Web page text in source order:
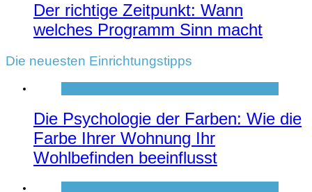
Der richtige Zeitpunkt: Wann
welches Programm Sinn macht
Die neuesten Einrichtungstipps
Die Psychologie der Farben: Wie die
Farbe Ihrer Wohnung Ihr
Wohlbefinden beeinflusst